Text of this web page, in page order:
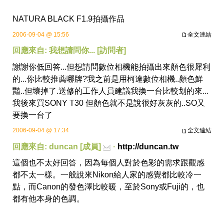
NATURA BLACK F1.9拍攝作品
全文連結
2006-09-04 @ 15:56
回應來自: 我想請問你... [訪問者]
謝謝你低回答...但想請問數位相機能拍攝出來顏色很犀利
的...你比較推薦哪牌?我之前是用柯達數位相機..顏色鮮
豔..但壞掉了.送修的工作人員建議我換一台比較划的來...
我後來買SONY T30 但顏色就不是說很好灰灰的..SO又
要換一台了
全文連結
2006-09-04 @ 17:34
回應來自: duncan [成員] · http://duncan.tw
這個也不太好回答，因為每個人對於色彩的需求跟觀感
都不太一樣。一般說來Nikon給人家的感覺都比較冷一
點，而Canon的發色澤比較暖，至於Sony或Fuji的，也
都有他本身的色調。